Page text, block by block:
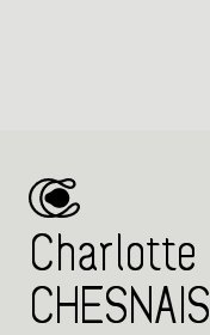
Charlotte
CHESNAIS